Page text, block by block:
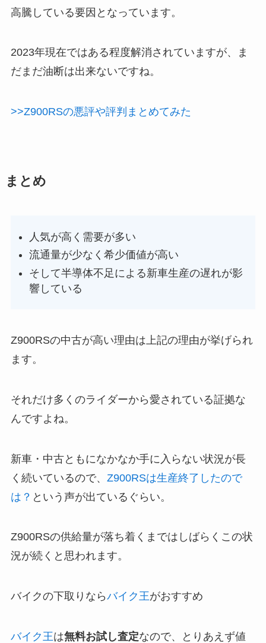
高騰している要因となっています。
2023年現在ではある程度解消されていますが、ま
だまだ油断は出来ないですね。
>>Z900RSの悪評や評判まとめてみた
まとめ
人気が高く需要が多い
流通量が少なく希少価値が高い
そして半導体不足による新車生産の遅れが影
響している
Z900RSの中古が高い理由は上記の理由が挙げられ
ます。
それだけ多くのライダーから愛されている証拠な
んですよね。
新車・中古ともになかなか手に入らない状況が長
く続いているので、 Z900RSは生産終了したので
は？ という声が出ているぐらい。
Z900RSの供給量が落ち着くまではしばらくこの状
況が続くと思われます。
バイクの下取りならバイク王がおすすめ
バイク王は無料お試し査定なので、とりあえず値